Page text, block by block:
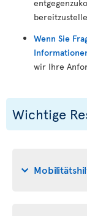
Wenn Sie
wir Ihre
Wichtige